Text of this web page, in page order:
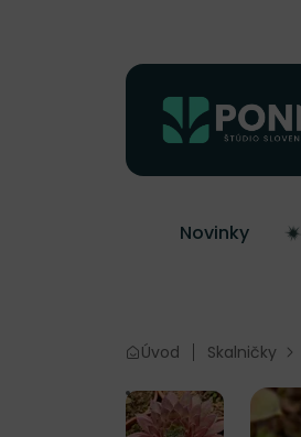
Novinky
Úvod Skalničky